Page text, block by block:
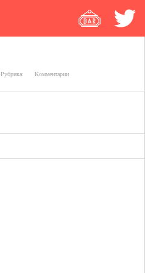
Рубрика: Комментарии